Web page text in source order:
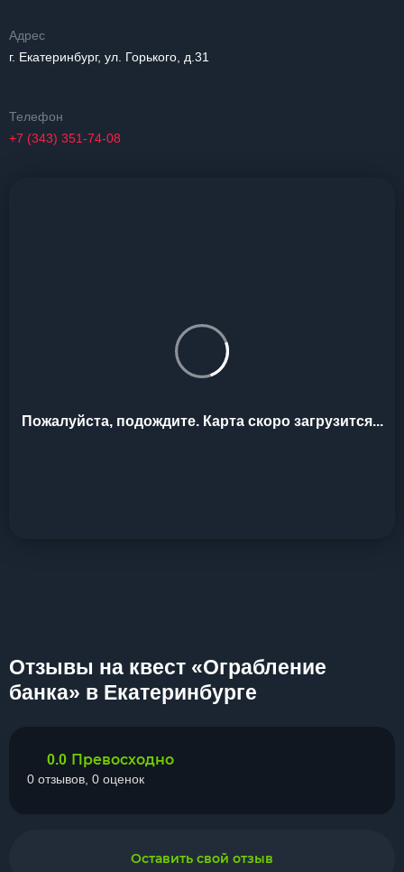
Адрес
г. Екатеринбург, ул. Горького, д.31
Телефон
+7 (343) 351-74-08
Пожалуйста, подождите. Карта скоро загрузится...
Отзывы на квест «Ограбление
банка» в Екатеринбурге
0.0 Превосходно
0 отзывов, 0 оценок
Оставить свой отзыв